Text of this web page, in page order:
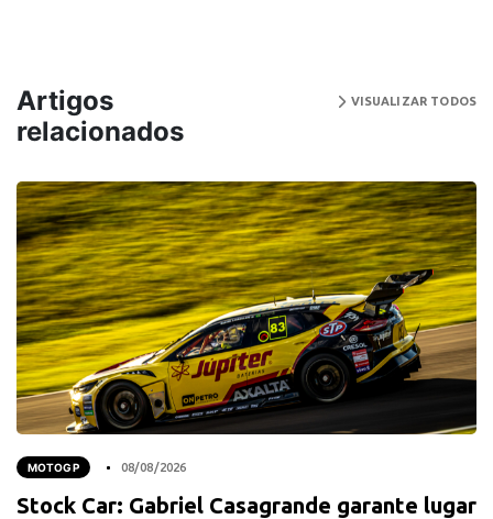
Artigos
relacionados
VISUALIZAR TODOS
MOTOGP 08/08/2026
Stock Car: Gabriel Casagrande garante lugar